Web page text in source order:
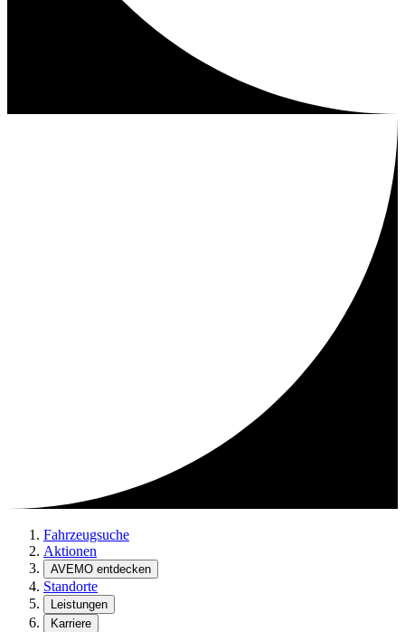
Fahrzeugsuche
Aktionen
AVEMO entdecken
Standorte
Leistungen
Karriere